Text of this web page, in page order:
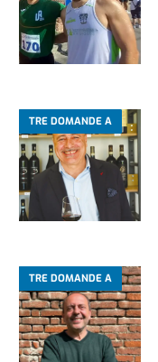
TRE DOMANDE A
TRE DOMANDE A